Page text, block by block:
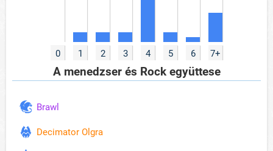
0 1 2 3 4 5 6 7+
A menedzser és Rock együttese
Brawl
Decimator Olgra